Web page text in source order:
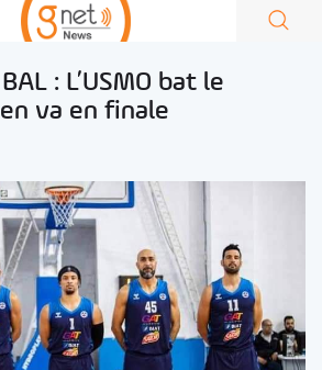
: L’USMO bat le
va en finale